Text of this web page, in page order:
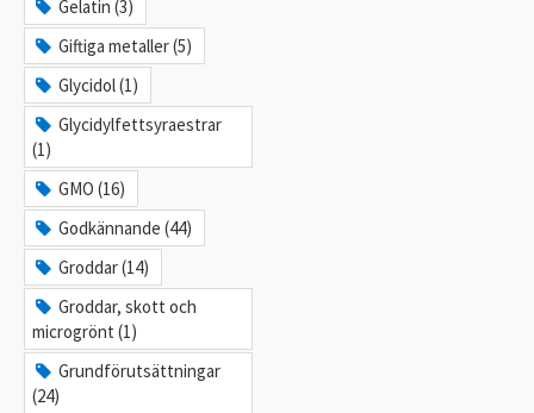
Gelatin (3)
Giftiga metaller (5)
Glycidol (1)
Glycidylfettsyraestrar
(1)
GMO (16)
Godkännande (44)
Groddar (14)
Groddar, skott och
microgrönt (1)
Grundförutsättningar
(24)